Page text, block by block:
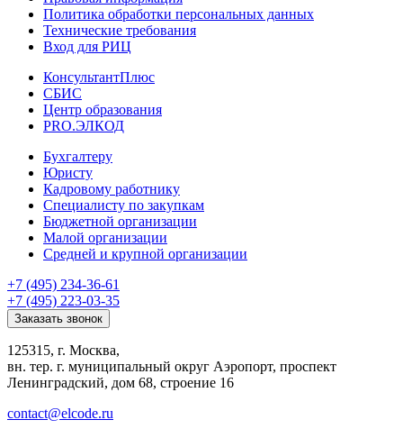
Политика обработки персональных данных
Технические требования
Вход для РИЦ
КонсультантПлюс
СБИС
Центр образования
PRO.ЭЛКОД
Бухгалтеру
Юристу
Кадровому работнику
Специалисту по закупкам
Бюджетной организации
Малой организации
Средней и крупной организации
+7 (495) 234-36-61
+7 (495) 223-03-35
Заказать звонок
125315, г. Москва,
вн. тер. г. муниципальный округ Аэропорт, проспект
Ленинградский, дом 68, строение 16
contact@elcode.ru